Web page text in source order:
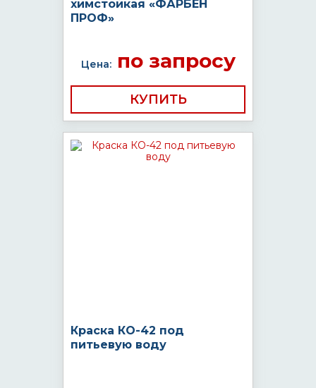
химстойкая «ФАРБЕН
ПРОФ»
Цена:по запросу
КУПИТЬ
Краска КО-42 под
питьевую воду